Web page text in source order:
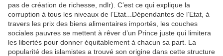
pas de création de richesse, ndlr). C’est ce qui explique la
corruption à tous les niveaux de l’Etat...Dépendantes de l’Etat, à
travers les prix des biens alimentaires importés, les couches
sociales pauvres se mettent à rêver d’un Prince juste qui limitera
les libertés pour donner équitablement à chacun sa part. La
popularité des islamistes a trouvé son origine dans cette structure